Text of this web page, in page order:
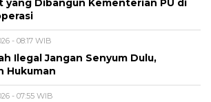
yang Dibangun Kementerian PU di
- 08:17 WIB
Ilegal Jangan Senyum Dulu,
Hukuman
- 07:55 WIB